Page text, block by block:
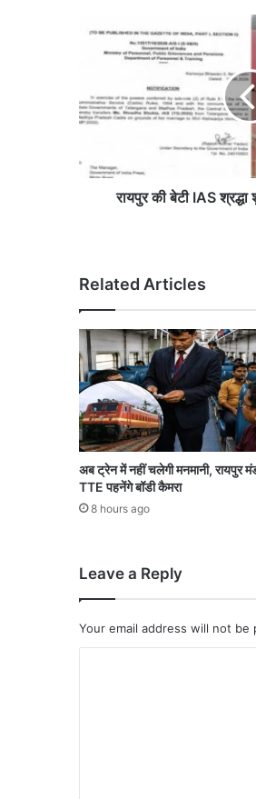
श्रद्धा
शुक्ला
ट्रांसफर,
रायपुर की बेटी IAS
Related Articles
अब ट्रेन में नहीं चलेगी मनमानी, रायपुर
TTE पहनेंगे बॉडी कैमरा
8 hours ago
Leave a Reply
Your email address will not be